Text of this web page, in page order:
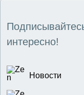
интересно!
Новости